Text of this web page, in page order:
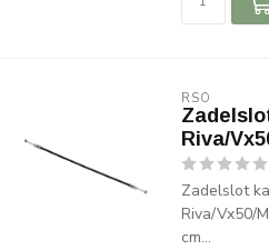
RSO
Riva/
Zadelslot
Riva/Vx50/
cm...